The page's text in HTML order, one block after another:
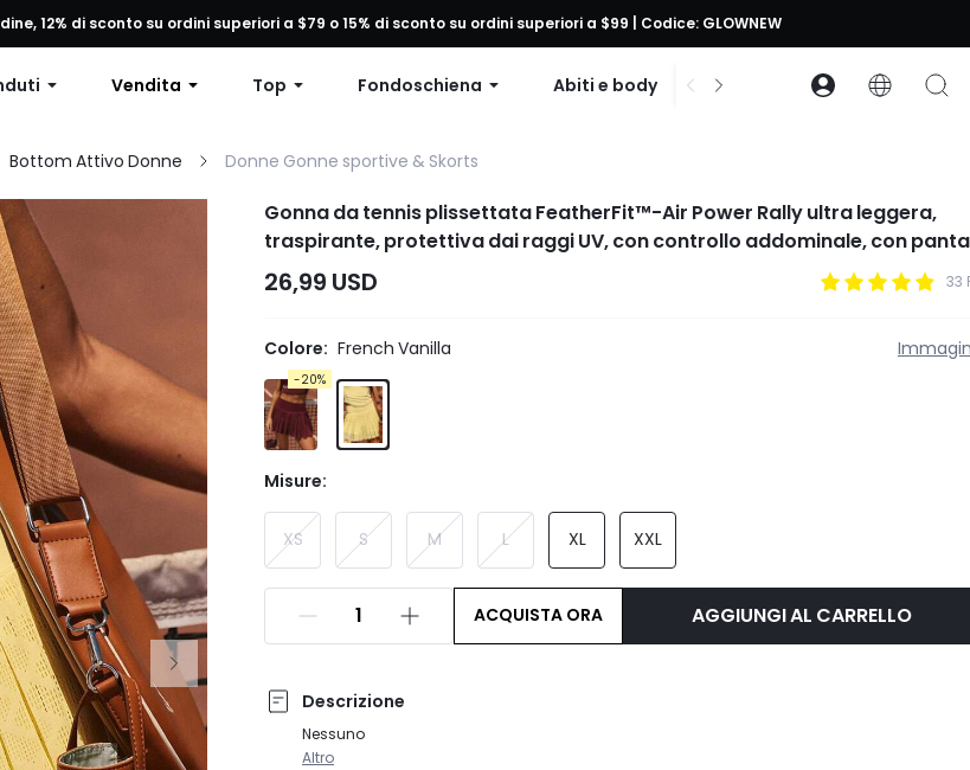
12% di sconto su ordini superiori a $79 o 15% di sconto su ordini superiori a $99 | Codice: GLOWNEW
Spedizione gratuita per ordini superiori a 49 $
Vendita Top Fondoschiena Abiti e body Accessori
Bottom Attivo Donne Donne Gonne sportive & Skorts
Gonna da tennis plissettata FeatherFit™-Air Power Rally ultra leggera,
traspirante, protettiva dai raggi UV, con controllo addominale, con
integrati e tasche laterali, adatta per tennis, golf, pickleball e uso casual
quotidiano
26,99 USD 33
Colore: French Vanilla
-20%
Misure:
XS S M L XL XXL
ACQUISTA ORA AGGIUNGI AL CARRELLO
Descrizione
Nessuno
Altro